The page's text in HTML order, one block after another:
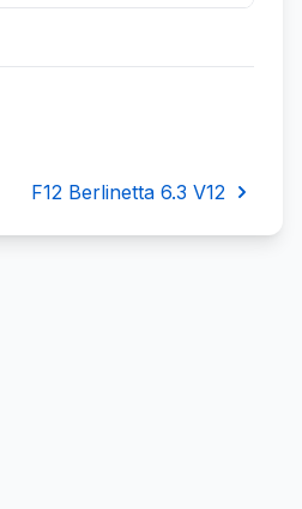
F12 Berlinetta 6.3 V12